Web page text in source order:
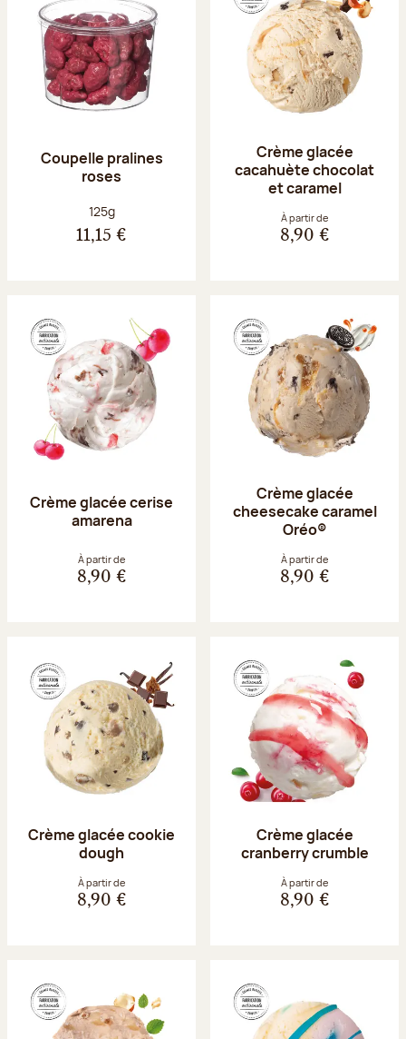
Coupelle pralines
roses
Poids net :
125g
11,15 €
Crème glacée
cacahuète chocolat
et caramel
À partir de
8,90 €
Crème glacée cerise
amarena
À partir de
8,90 €
Crème glacée
cheesecake caramel
Oréo®
À partir de
8,90 €
Crème glacée cookie
dough
À partir de
8,90 €
Crème glacée
cranberry crumble
À partir de
8,90 €